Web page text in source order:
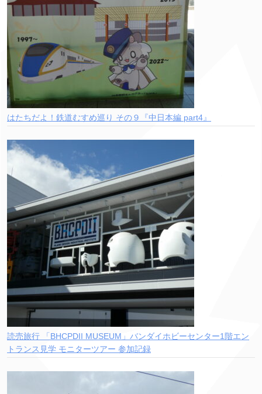
はたちだよ！鉄道むすめ巡り その９『中日本編 part4』
読売旅行 「BHCPDII MUSEUM」バンダイホビーセンター1階エン
トランス見学 モニターツアー 参加記録